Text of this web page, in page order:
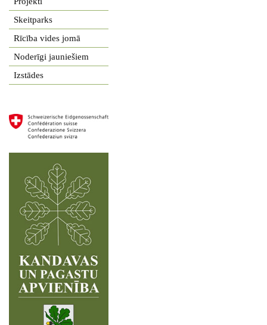
Skeitparks
Rīcība vides jomā
Noderīgi jauniešiem
Izstādes